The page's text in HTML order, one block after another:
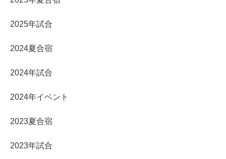
2025年試合
2024夏合宿
2024年試合
2024年イベント
2023夏合宿
2023年試合